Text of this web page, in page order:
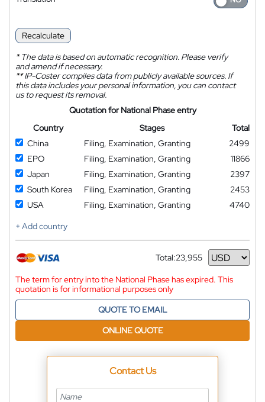
Recalculate
*The data is based on automatic recognition. Please verify
and amend if necessary.
**IP-Coster compiles data from publicly available sources. If
this data includes your personal information, you can contact
us to request its removal.
Quotation for National Phase entry
Country
Stages
Total
China
Filing, Examination, Granting
2499
EPO
Filing, Examination, Granting
11866
Japan
Filing, Examination, Granting
2397
South Korea
Filing, Examination, Granting
2453
USA
Filing, Examination, Granting
4740
+ Add country
Total:23,955
Currency
The term for entry into the National Phase has expired. This
quotation is for informational purposes only
QUOTE TO EMAIL
ONLINE QUOTE
Contact Us